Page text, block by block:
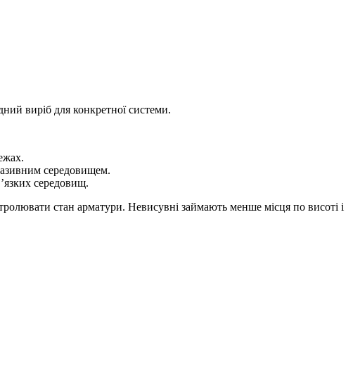
виріб для конкретної системи.
середовищем.
середовищ.
стан арматури. Невисувні займають менше місця по висоті і